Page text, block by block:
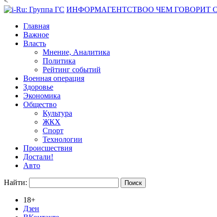
ИНФОРМАГЕНТСТВОО ЧЕМ ГОВОРИТ
Главная
Важное
Власть
Мнение, Аналитика
Политика
Рейтинг событий
Военная операция
Здоровье
Экономика
Общество
Культура
ЖКХ
Спорт
Технологии
Происшествия
Достали!
Авто
Найти:
18+
Дзен